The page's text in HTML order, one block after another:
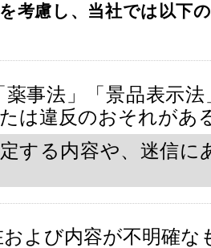
考慮し、当社では以下
薬事法」「景品表示
は違反のおそれがあ
する内容や、迷信に
よび内容が不明確な